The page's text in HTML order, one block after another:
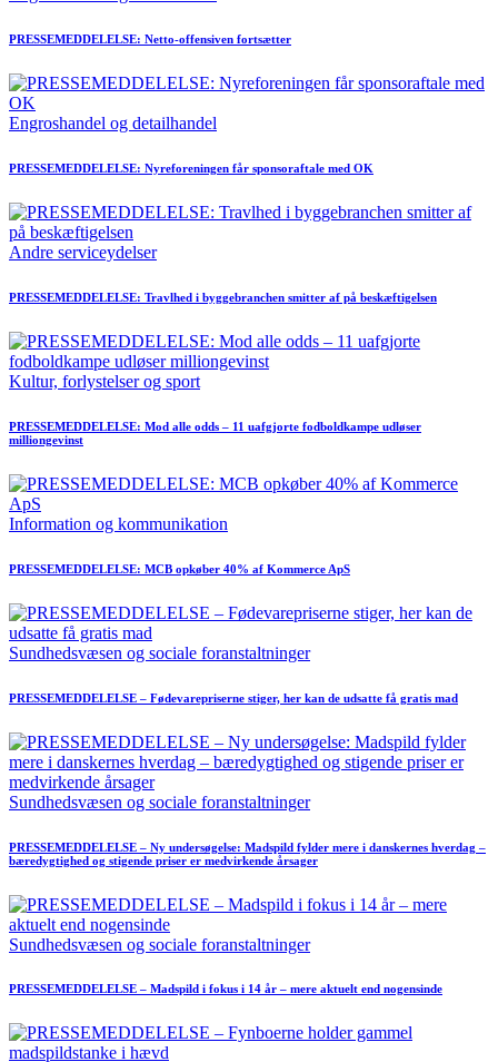
PRESSEMEDDELELSE: Netto-offensiven fortsætter
Engroshandel og detailhandel
PRESSEMEDDELELSE: Nyreforeningen får sponsoraftale med OK
Andre serviceydelser
PRESSEMEDDELELSE: Travlhed i byggebranchen smitter af på beskæftigelsen
Kultur, forlystelser og sport
PRESSEMEDDELELSE: Mod alle odds – 11 uafgjorte fodboldkampe udløser
milliongevinst
Information og kommunikation
PRESSEMEDDELELSE: MCB opkøber 40% af Kommerce ApS
Sundhedsvæsen og sociale foranstaltninger
PRESSEMEDDELELSE – Fødevarepriserne stiger, her kan de udsatte få gratis mad
Sundhedsvæsen og sociale foranstaltninger
PRESSEMEDDELELSE – Ny undersøgelse: Madspild fylder mere i danskernes hverdag –
bæredygtighed og stigende priser er medvirkende årsager
Sundhedsvæsen og sociale foranstaltninger
PRESSEMEDDELELSE – Madspild i fokus i 14 år – mere aktuelt end nogensinde